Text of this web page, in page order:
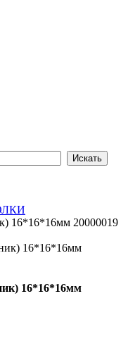
16*16*16мм 20000019
16*16*16мм